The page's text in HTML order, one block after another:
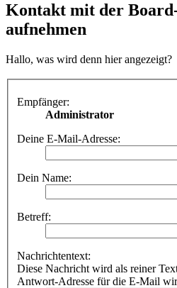
Kontakt mit der
aufnehmen
Hallo, was wird denn hier angezeigt?
Empfänger:
Administrator
Deine E-Mail-Adresse:
Dein Name:
Betreff:
Nachrichtentext:
Diese Nachricht wird als reiner
Antwort-Adresse für die E-Mail